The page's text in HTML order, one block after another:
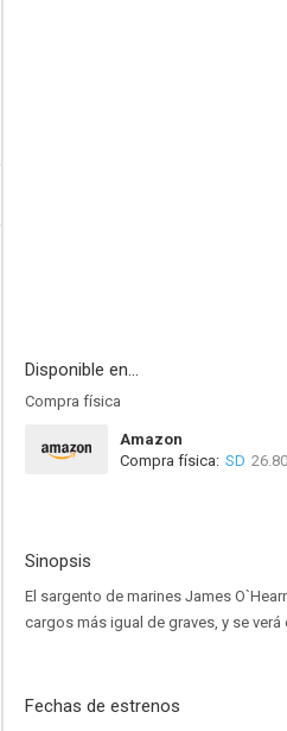
Disponible en...
Compra física
Amazon
Compra física: SD
Sinopsis
El sargento de marines James
cargos más igual de graves, y se
Fechas de estrenos